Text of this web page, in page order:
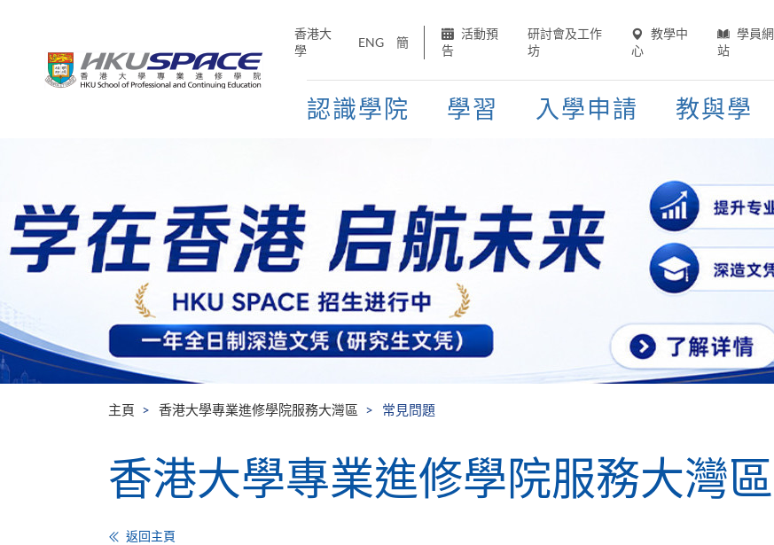
香港大
學
ENG 簡
活動預
告
研討會及工作
坊
教學中
心
學員網
站
認識學院 學習 入學申請 教與學
主頁 香港大學專業進修學院服務大灣區 常見問題
香港大學專業進修學院服務大灣區
返回主頁